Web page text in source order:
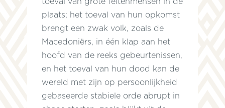
plaats; het toeval van hun opkomst
brengt een zwak volk, zoals de
Macedoniërs, in één klap aan het
hoofd van de reeks gebeurtenissen,
en het toeval van hun dood kan de
wereld met zijn op persoonlijkheid
gebaseerde stabiele orde abrupt in